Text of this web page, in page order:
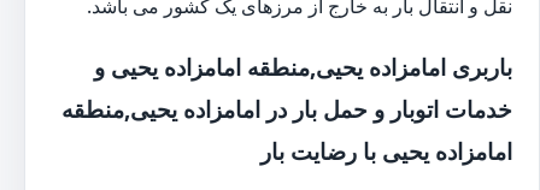
نقل و انتقال بار به خارج از مرزهای یک کشور می باشد.
باربری امامزاده یحیی,منطقه امامزاده یحیی و
خدمات اتوبار و حمل بار در امامزاده یحیی,منطقه
امامزاده یحیی با رضایت بار